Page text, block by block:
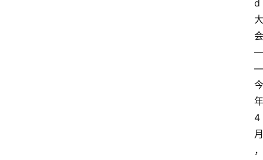
d
大
会
—
—
今
年
4
月
，